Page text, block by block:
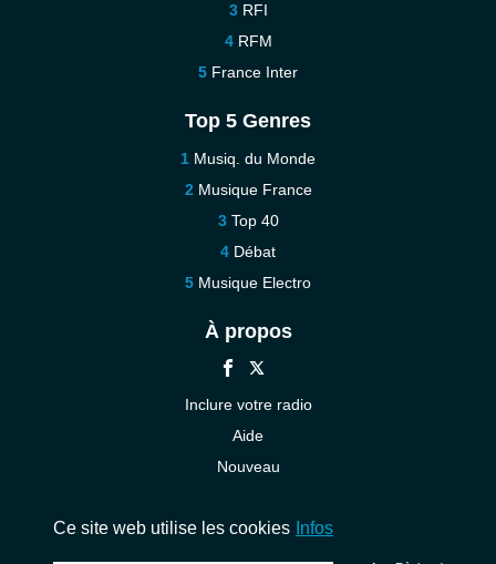
RFI
RFM
France Inter
Top 5 Genres
Musiq. du Monde
Musique France
Top 40
Débat
Musique Electro
À propos
Inclure votre radio
Aide
Nouveau
Ce site web utilise les cookies Infos